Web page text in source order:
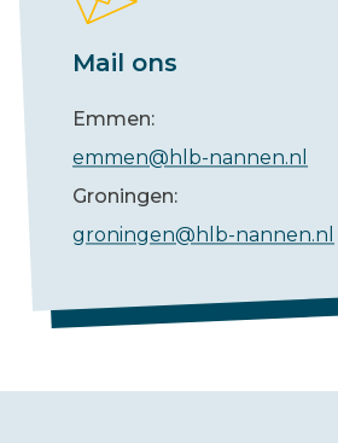
Mail ons
Emmen:
emmen@hlb-nannen.nl
Groningen:
groningen@hlb-nannen.nl